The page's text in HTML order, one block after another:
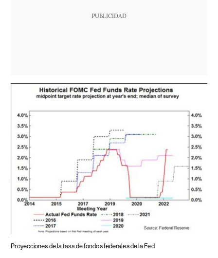
PUBLICIDAD
Proyecciones de la tasa de fondos federales de la Fed